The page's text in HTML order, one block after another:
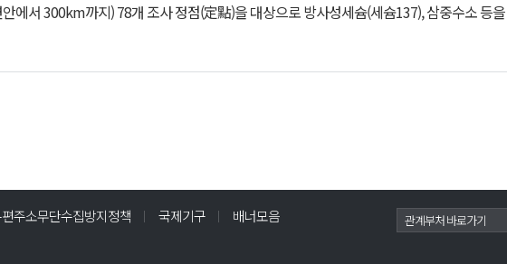
에서 300km까지) 78개 조사 정점(定點)을 대상으로 방사성세슘(세슘137), 삼중수소 등을
주소무단수집방지정책 국제기구 배너모음